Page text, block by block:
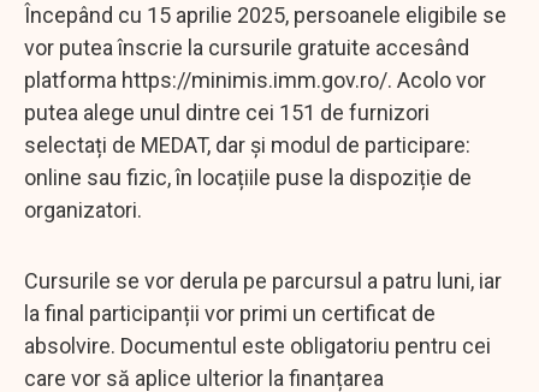
Începând cu 15 aprilie 2025, persoanele eligibile se
vor putea înscrie la cursurile gratuite accesând
platforma https://minimis.imm.gov.ro/. Acolo vor
putea alege unul dintre cei 151 de furnizori
selectați de MEDAT, dar și modul de participare:
online sau fizic, în locațiile puse la dispoziție de
organizatori.
Cursurile se vor derula pe parcursul a patru luni, iar
la final participanții vor primi un certificat de
absolvire. Documentul este obligatoriu pentru cei
care vor să aplice ulterior la finanțarea